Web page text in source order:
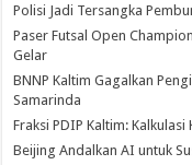
Polisi Jadi Tersangka
Paser Futsal Open
Gelar
BNNP Kaltim Gagalkan
Samarinda
Fraksi PDIP Kaltim:
Beijing Andalkan AI untuk